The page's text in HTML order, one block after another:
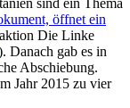
öffnet ein
Die Linke
Danach gab es in
Abschiebung.
Jahr 2015 zu vier